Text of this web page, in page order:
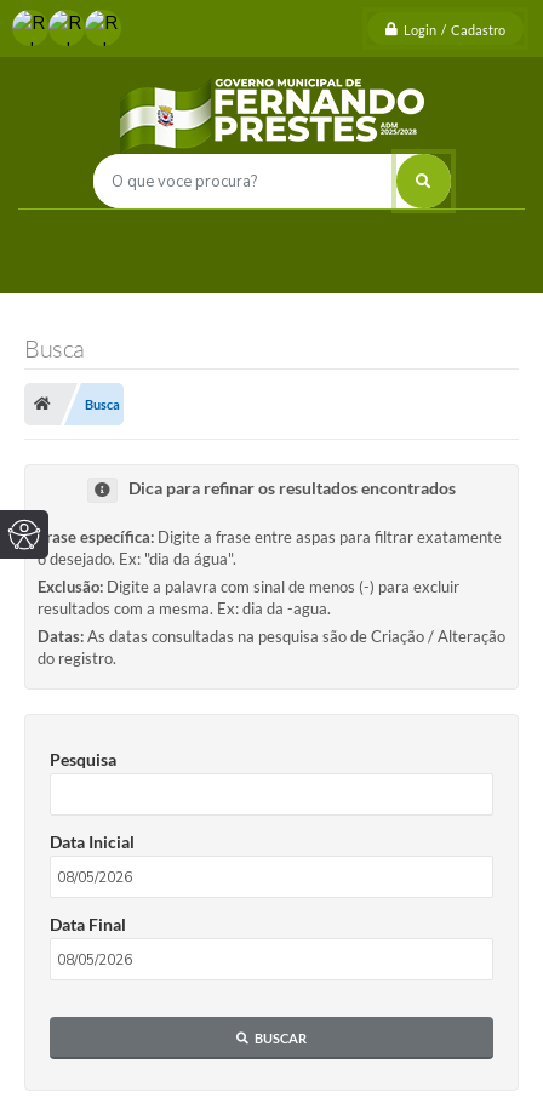
Login / Cadastro
Busca
Busca
Dica para refinar os resultados encontrados
Frase específica: Digite a frase entre aspas para filtrar exatamente
o desejado. Ex: "dia da água".
Exclusão: Digite a palavra com sinal de menos (-) para excluir
resultados com a mesma. Ex: dia da -agua.
Datas:As datas consultadas na pesquisa são de Criação / Alteração
do registro.
Pesquisa
Data Inicial
Data Final
BUSCAR